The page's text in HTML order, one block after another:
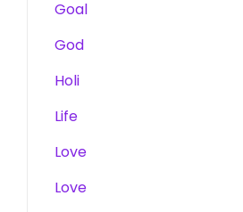
Goal
God
Holi
Life
Love
Love